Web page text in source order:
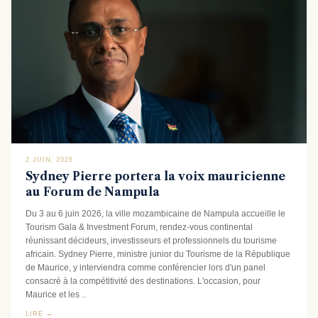
2 JUIN, 2026
Sydney Pierre portera la voix mauricienne
au Forum de Nampula
Du 3 au 6 juin 2026, la ville mozambicaine de Nampula accueille le
Tourism Gala & Investment Forum, rendez-vous continental
réunissant décideurs, investisseurs et professionnels du tourisme
africain. Sydney Pierre, ministre junior du Tourisme de la République
de Maurice, y interviendra comme conférencier lors d'un panel
consacré à la compétitivité des destinations. L'occasion, pour
Maurice et les ..
LIRE →